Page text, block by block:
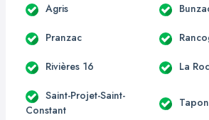
Agris
Pranzac
Rivières 16 La
Saint-Projet-Saint-
Constant